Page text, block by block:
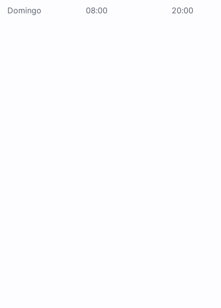
Domingo 08:00 20:00